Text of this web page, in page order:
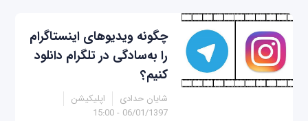
چگونه ویدیوهای اینستاگرام
را به‌سادگی در تلگرام دانلود
کنیم؟
شایان حدادی
اپلیکیشن
06/01/1397 - 15:00